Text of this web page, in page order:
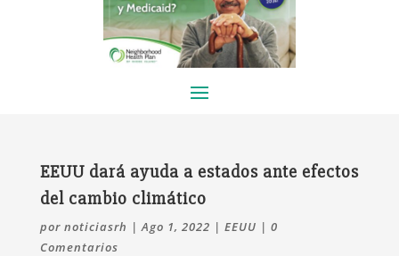
EEUU dará ayuda a estados ante efectos
del cambio climático
por noticiasrh | Ago 1, 2022 | EEUU | 0
Comentarios